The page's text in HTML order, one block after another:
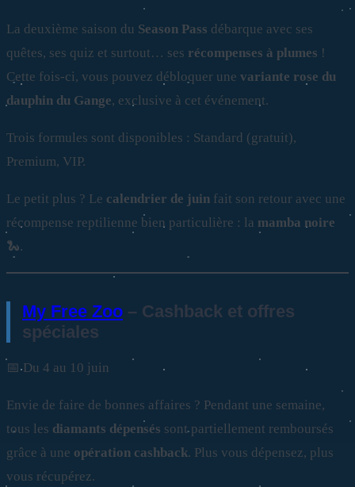
La deuxième saison du Season Pass débarque avec ses
quêtes, ses quiz et surtout… ses récompenses à plumes !
Cette fois-ci, vous pouvez débloquer une variante rose du
dauphin du Gange, exclusive à cet événement.
Trois formules sont disponibles : Standard (gratuit),
Premium, VIP.
Le petit plus ? Le calendrier de juin fait son retour avec une
récompense reptilienne bien particulière : la mamba noire
🐍.
My Free Zoo – Cashback et offres
spéciales
📅 Du 4 au 10 juin
Envie de faire de bonnes affaires ? Pendant une semaine,
tous les diamants dépensés sont partiellement remboursés
grâce à une opération cashback. Plus vous dépensez, plus
vous récupérez.